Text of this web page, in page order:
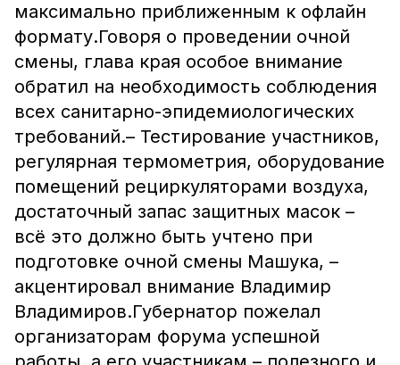
максимально приближенным к офлайн
формату.Говоря о проведении очной
смены, глава края особое внимание
обратил на необходимость соблюдения
всех санитарно-эпидемиологических
требований.– Тестирование участников,
регулярная термометрия, оборудование
помещений рециркуляторами воздуха,
достаточный запас защитных масок –
всё это должно быть учтено при
подготовке очной смены Машука, –
акцентировал внимание Владимир
Владимиров.Губернатор пожелал
организаторам форума успешной